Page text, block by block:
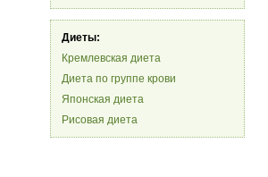
Диеты:
Кремлевская диета
Диета по группе крови
Японская диета
Рисовая диета